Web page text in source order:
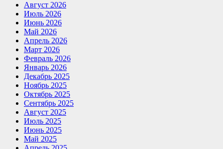
Август 2026
Июль 2026
Июнь 2026
Май 2026
Апрель 2026
Март 2026
Февраль 2026
Январь 2026
Декабрь 2025
Ноябрь 2025
Октябрь 2025
Сентябрь 2025
Август 2025
Июль 2025
Июнь 2025
Май 2025